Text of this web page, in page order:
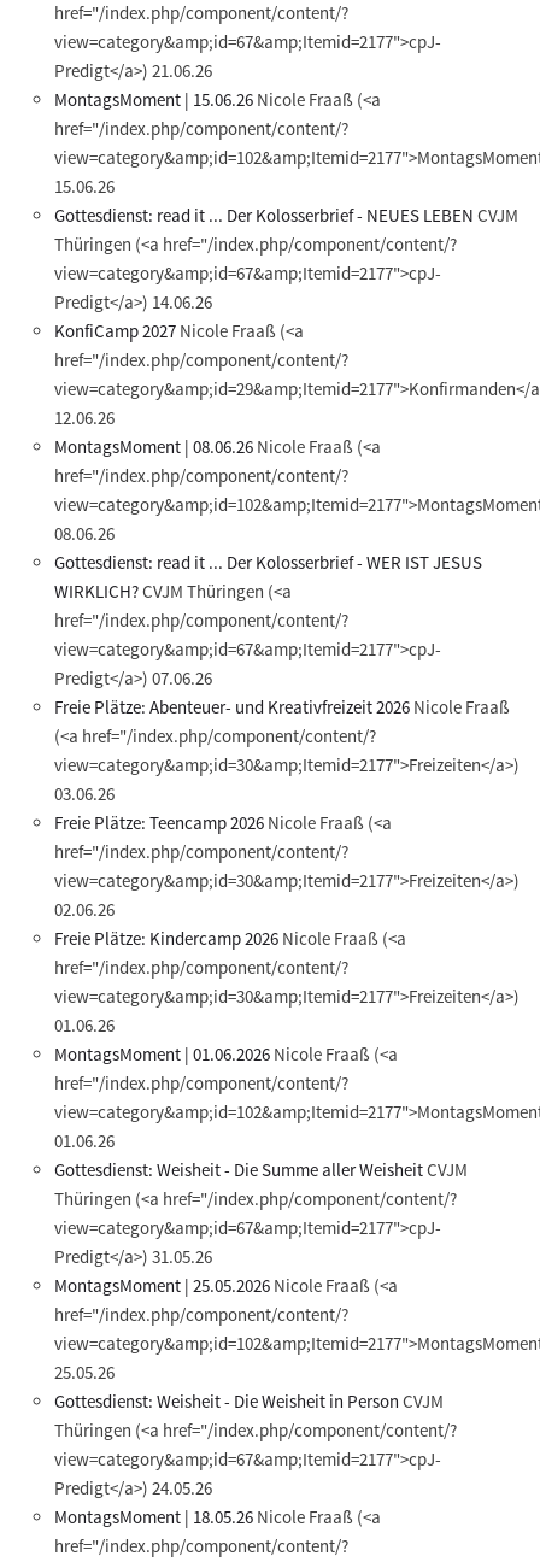
href="/index.php/component/content/?
view=category&amp;id=67&amp;Itemid=2177">cpJ-
Predigt</a>) 21.06.26
MontagsMoment | 15.06.26 Nicole Fraaß (<a
href="/index.php/component/content/?
15.06.26
Gottesdienst: read it ... Der Kolosserbrief - NEUES LEBEN CVJM
Thüringen (<a href="/index.php/component/content/?
view=category&amp;id=67&amp;Itemid=2177">cpJ-
Predigt</a>) 14.06.26
KonfiCamp 2027 Nicole Fraaß (<a
href="/index.php/component/content/?
view=category&amp;id=29&amp;Itemid=2177">Konfirmanden</
12.06.26
MontagsMoment | 08.06.26 Nicole Fraaß (<a
href="/index.php/component/content/?
08.06.26
Gottesdienst: read it ... Der Kolosserbrief - WER IST JESUS
WIRKLICH?CVJM Thüringen (<a
href="/index.php/component/content/?
view=category&amp;id=67&amp;Itemid=2177">cpJ-
Predigt</a>) 07.06.26
Freie Plätze: Abenteuer- und Kreativfreizeit 2026 Nicole Fraaß
(<a href="/index.php/component/content/?
view=category&amp;id=30&amp;Itemid=2177">Freizeiten</a>)
03.06.26
Freie Plätze: Teencamp 2026 Nicole Fraaß (<a
href="/index.php/component/content/?
view=category&amp;id=30&amp;Itemid=2177">Freizeiten</a>)
02.06.26
Freie Plätze: Kindercamp 2026 Nicole Fraaß (<a
href="/index.php/component/content/?
view=category&amp;id=30&amp;Itemid=2177">Freizeiten</a>)
01.06.26
MontagsMoment | 01.06.2026 Nicole Fraaß (<a
href="/index.php/component/content/?
01.06.26
Gottesdienst: Weisheit - Die Summe aller WeisheitCVJM
Thüringen (<a href="/index.php/component/content/?
view=category&amp;id=67&amp;Itemid=2177">cpJ-
Predigt</a>) 31.05.26
MontagsMoment | 25.05.2026 Nicole Fraaß (<a
href="/index.php/component/content/?
25.05.26
Gottesdienst: Weisheit - Die Weisheit in Person CVJM
Thüringen (<a href="/index.php/component/content/?
view=category&amp;id=67&amp;Itemid=2177">cpJ-
Predigt</a>) 24.05.26
MontagsMoment | 18.05.26 Nicole Fraaß (<a
href="/index.php/component/content/?